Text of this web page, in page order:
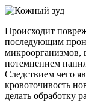
Происходит
последующим
микроорганизмов,
потемнением
Следствием чего
кровоточивость
делать обработку